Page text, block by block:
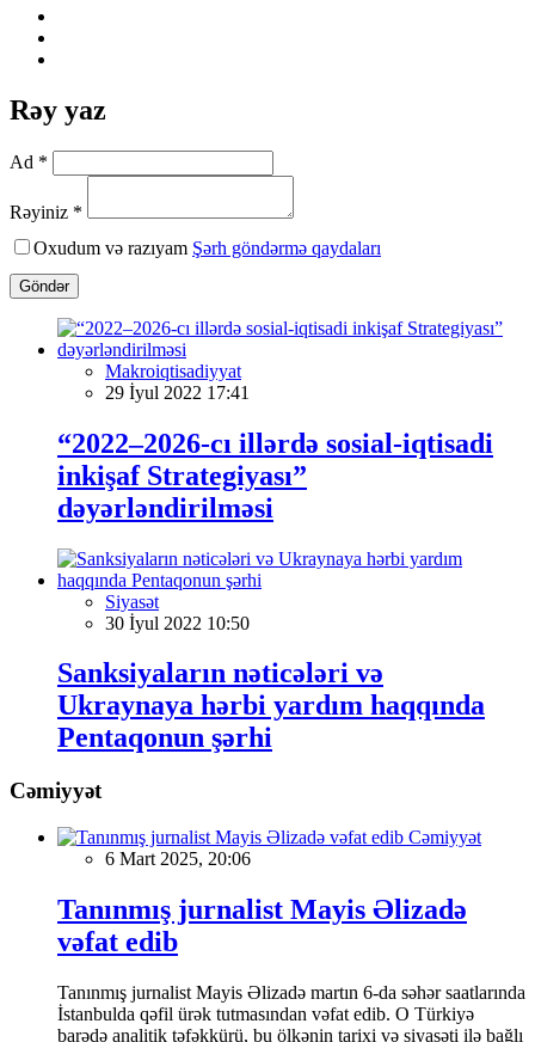
Rəy yaz
Ad *
Rəyiniz *
Oxudum və razıyam Şərh göndərmə qaydaları
Göndər
Makroiqtisadiyyat
29 İyul 2022 17:41
“2022‒2026-cı illərdə sosial-iqtisadi
inkişaf Strategiyası”
dəyərləndirilməsi
Siyasət
30 İyul 2022 10:50
Sanksiyaların nəticələri və
Ukraynaya hərbi yardım haqqında
Pentaqonun şərhi
Cəmiyyət
Cəmiyyət
6 Mart 2025, 20:06
Tanınmış jurnalist Mayis Əlizadə
vəfat edib
Tanınmış jurnalist Mayis Əlizadə martın 6-da səhər saatlarında
İstanbulda qəfil ürək tutmasından vəfat edib. O Türkiyə
barədə analitik təfəkkürü, bu ölkənin tarixi və siyasəti ilə bağlı